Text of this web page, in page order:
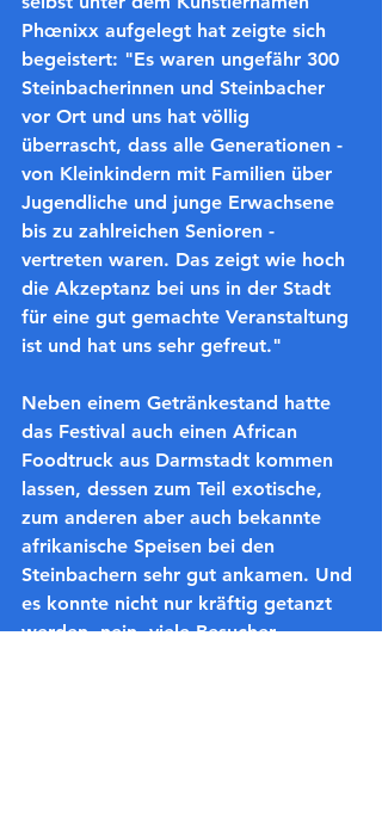
Phœnixx aufgelegt hat zeigte sich
begeistert: "Es waren ungefähr 300
Steinbacherinnen und Steinbacher
vor Ort und uns hat völlig
überrascht, dass alle Generationen -
von Kleinkindern mit Familien über
Jugendliche und junge Erwachsene
bis zu zahlreichen Senioren -
vertreten waren. Das zeigt wie hoch
die Akzeptanz bei uns in der Stadt
für eine gut gemachte Veranstaltung
ist und hat uns sehr gefreut."
Neben einem Getränkestand hatte
das Festival auch einen African
Foodtruck aus Darmstadt kommen
lassen, dessen zum Teil exotische,
zum anderen aber auch bekannte
afrikanische Speisen bei den
Steinbachern sehr gut ankamen. Und
es konnte nicht nur kräftig getanzt
werden, nein, viele Besucher